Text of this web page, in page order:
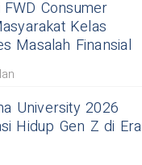
Consumer
Kelas
Masalah Finansial
University 2026
Hidup Gen Z di Era